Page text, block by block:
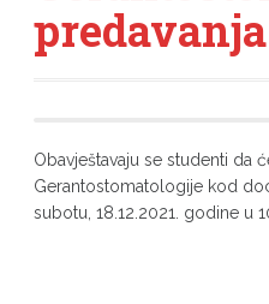
predavanja
Obavještavaju se studenti da
Gerantostomatologije kod
subotu, 18.12.2021. godine u